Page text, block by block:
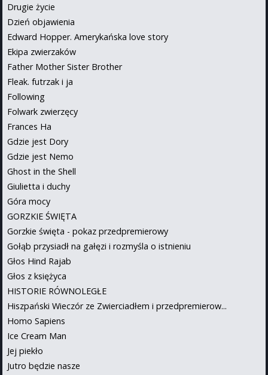
Drugie życie
Dzień objawienia
Edward Hopper. Amerykańska love story
Ekipa zwierzaków
Father Mother Sister Brother
Fleak. futrzak i ja
Following
Folwark zwierzęcy
Frances Ha
Gdzie jest Dory
Gdzie jest Nemo
Ghost in the Shell
Giulietta i duchy
Góra mocy
GORZKIE ŚWIĘTA
Gorzkie święta - pokaz przedpremierowy
Gołąb przysiadł na gałęzi i rozmyśla o istnieniu
Głos Hind Rajab
Głos z księżyca
HISTORIE RÓWNOLEGŁE
Hiszpański Wieczór ze Zwierciadłem i przedpremierow...
Homo Sapiens
Ice Cream Man
Jej piekło
Jutro będzie nasze